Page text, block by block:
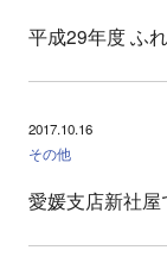
平成29年度 ふ
2017.10.16
その他
愛媛支店新社